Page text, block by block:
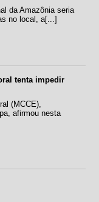
da Amazônia seria
no local, a[...]
tenta impedir
(MCCE),
afirmou nesta